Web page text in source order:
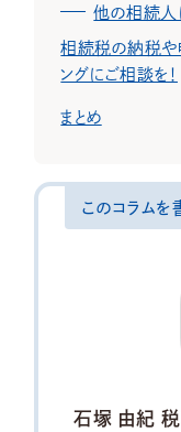
他の相続人
相続税の納税や
ングにご相談を！
まとめ
このコラムを
石塚 由紀